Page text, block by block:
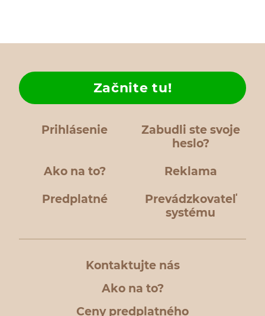
Prihlásenie
Zabudli ste svoje
heslo?
Ako na to?
Začnite tu!
Reklama
Predplatné
Prevádzkovateľ
systému
Kontaktujte nás
Ako na to?
Ceny predplatného